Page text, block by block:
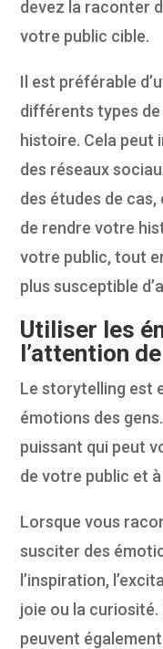
devez la raconter
votre public cible.
Il est préférable
différents types
histoire. Cela peut
des réseaux
des études de
de rendre votre
votre public, tout
plus susceptible
Utiliser les
l’attention
Le storytelling est
émotions des
puissant qui peut
de votre public et
Lorsque vous
susciter des
l’inspiration,
joie ou la
peuvent